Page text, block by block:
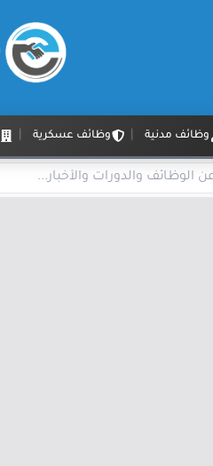
وظائف مدنية وظائف عسكرية